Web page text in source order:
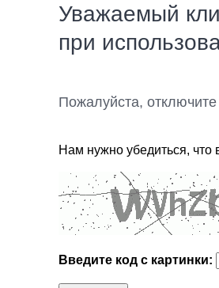
Уважаемый
при
Пожалуйста,
Нам нужно убедиться, что
Введите код с картинки: